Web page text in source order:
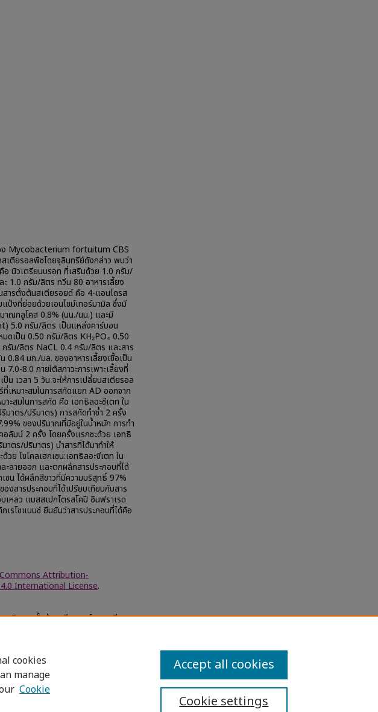
อง Mycobacterium fortuitum CBS
เตียรอลพืชโดยจุลินทรีย์ดังกล่าว พบว่า
อ นิวเตรียนบรอท ที่เสริมด้วย 1.0 กรัม/
1.0 กรัม/ลิตร ทวีน 80 อาหารเลี้ยง
สารตั้งต้นสเตียรอยด์ คือ 4-แอนโดรส
ป้งที่ย่อยด้วยเอนไซม์เทอร์มามิล ซึ่งมี
าณกลูโคส 0.8% (นน./นน.) และมี
5.0 กรัม/ลิตร เป็นแหล่งคาร์บอน
มดเป็น 0.50 กรัม/ลิตร KH₂PO₄ 0.50
รัม/ลิตร NaCL 0.4 กรัม/ลิตร และสาร
0.84 มก./มล. ของอาหารเลี้ยงเชื้อเป็น
8.0 ภายใต้สภาวะการเพาะเลี้ยงที่
น เวลา 5 วัน จะให้การเปลี่ยนสเตียรอล
เหมาะสมในการสกัดแยก AD ออกจาก
ะสมในการสกัด คือ เอทธิลอะซีเตท ใน
มาตร/ปริมาตร) การสกัดทำซ้ำ 2 ครั้ง
ของปริมาณที่มีอยู่ในน้ำหมัก การทำ
อลัมน์ 2 ครั้ง โดยครั้งแรกชะด้วย เอทธิ
าตร/ปริมาตร) นำสารที่ได้มาทำให้
ย ไซโคลเฮกเซน:เอทธิลอะซีเตท ใน
ะลายออก และตกผลึกสารประกอบที่ได้
ซน ได้ผลึกสีขาวที่มีความบริสุทธิ์ 97%
งสารประกอบที่ได้เปรียบเทียบกับสาร
เหลว แมสสเปกโตรสโคปี อินฟราเรด
เรโซแนนซ์ ยืนยันว่าสารประกอบที่ได้คือ
Attribution-
International License.
รผลิตสารตั้งต้นสเตียรอยด์จากสเตียรอ
cookies
manage
Cookie
Cookie settings
Accept all cookies